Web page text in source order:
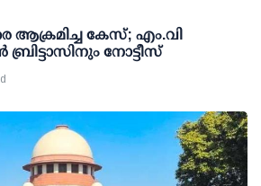
ആക്രമിച്ച കേസ്; എം.വി
നോട്ടീസ്